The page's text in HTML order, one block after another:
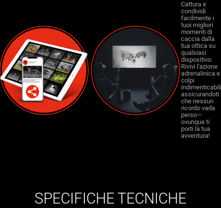
Cattura e
condividi
facilmente i
tuoi migliori
momenti di
caccia dalla
tua ottica su
qualsiasi
dispositivo.
Rivivi l'azione
adrenalinica e
colpi
assicurandoti
che nessun
ricordo vada
perso—
ovunque ti
porti la tua
avventura!
SPECIFICHE TECNICHE